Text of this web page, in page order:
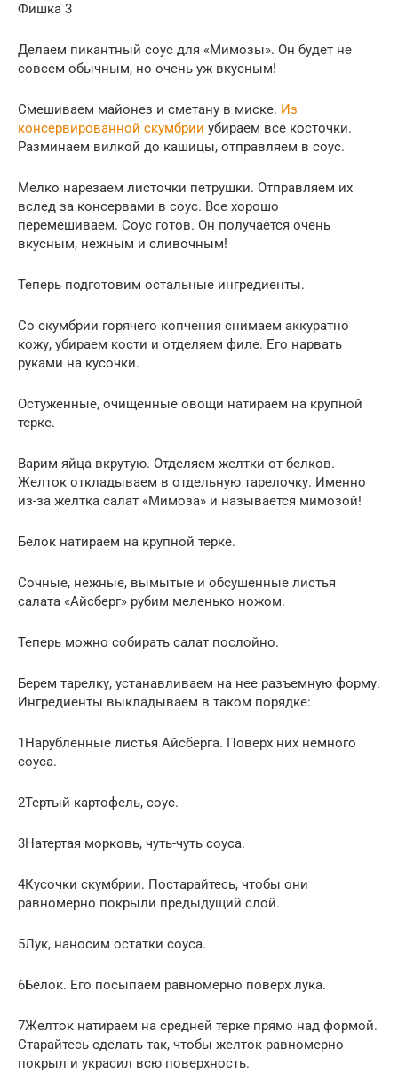
Фишка 3
Делаем пикантный соус для «Мимозы». Он будет не
совсем обычным, но очень уж вкусным!
Смешиваем майонез и сметану в миске. Из
консервированной скумбрии убираем все косточки.
Разминаем вилкой до кашицы, отправляем в соус.
Мелко нарезаем листочки петрушки. Отправляем их
вслед за консервами в соус. Все хорошо
перемешиваем. Соус готов. Он получается очень
вкусным, нежным и сливочным!
Теперь подготовим остальные ингредиенты.
Со скумбрии горячего копчения снимаем аккуратно
кожу, убираем кости и отделяем филе. Его нарвать
руками на кусочки.
Остуженные, очищенные овощи натираем на крупной
терке.
Варим яйца вкрутую. Отделяем желтки от белков.
Желток откладываем в отдельную тарелочку. Именно
из-за желтка салат «Мимоза» и называется мимозой!
Белок натираем на крупной терке.
Сочные, нежные, вымытые и обсушенные листья
салата «Айсберг» рубим меленько ножом.
Теперь можно собирать салат послойно.
Берем тарелку, устанавливаем на нее разъемную форму.
Ингредиенты выкладываем в таком порядке:
1Нарубленные листья Айсберга. Поверх них немного
соуса.
2Тертый картофель, соус.
3Натертая морковь, чуть-чуть соуса.
4Кусочки скумбрии. Постарайтесь, чтобы они
равномерно покрыли предыдущий слой.
5Лук, наносим остатки соуса.
6Белок. Его посыпаем равномерно поверх лука.
7Желток натираем на средней терке прямо над формой.
Старайтесь сделать так, чтобы желток равномерно
покрыл и украсил всю поверхность.